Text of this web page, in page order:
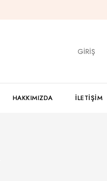
GIRIŞ
HAKKIMIZDA İLETIŞIM